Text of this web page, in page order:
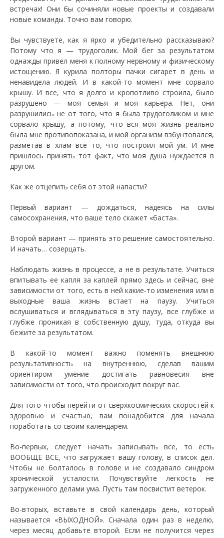
встречах! Они бы сочиняли новые проекты и создавали
новые команды. Точно вам говорю.
Вы чувствуете, как я ярко и убедительно рассказываю?
Потому что я — трудоголик. Мой бег за результатом
однажды привел меня к полному нервному и физическому
истощению. Я курила полторы пачки сигарет в день и
ненавидела людей. И в какой-то момент мне сорвало
крышу. И все, что я долго и кропотливо строила, было
разрушено — моя семья и моя карьера. Нет, они
разрушились не от того, что я была трудоголиком и мне
сорвало крышу, а потому, что вся моя жизнь реально
была мне противопоказана, и мой организм взбунтовался,
разметав в хлам все то, что построил мой ум. И мне
пришлось принять тот факт, что моя душа нуждается в
другом.
Как же отцепить себя от этой напасти?
Первый вариант — дождаться, надеясь на силы
самосохранения, что ваше тело скажет «баста».
Второй вариант — принять это решение самостоятельно.
И начать… созерцать.
Наблюдать жизнь в процессе, а не в результате. Учиться
впитывать ее капля за каплей прямо здесь и сейчас, вне
зависимости от того, есть в ней какие-то изменения или в
выходные ваша жизнь встает на паузу. Учиться
вслушиваться и вглядываться в эту паузу, все глубже и
глубже проникая в собственную душу, туда, откуда вы
бежите за результатом.
В какой-то момент важно поменять внешнюю
результативность на внутреннюю, сделав вашим
ориентиром умение достигать равновесия вне
зависимости от того, что происходит вокруг вас.
Для того чтобы перейти от сверхкосмических скоростей к
здоровью и счастью, вам понадобится для начала
поработать со своим календарем.
Во-первых, следует начать записывать все, то есть
ВООБЩЕ ВСЕ, что загружает вашу голову, в список дел.
Чтобы не болталось в голове и не создавало синдром
хронической усталости. Почувствуйте легкость не
загруженного делами ума. Пусть там посвистит ветерок.
Во-вторых, вставьте в свой календарь день, который
называется «ВЫХОДНОЙ». Сначала один раз в неделю,
через месяц добавьте второй. Если не получится через